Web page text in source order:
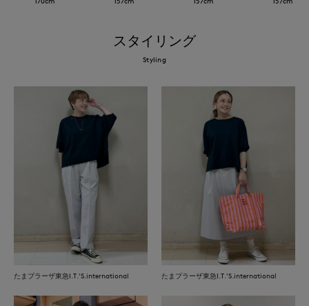
スタイリング
Styling
たまプラーザ東急I.T.'S.international たまプラーザ東急I.T.'S.international